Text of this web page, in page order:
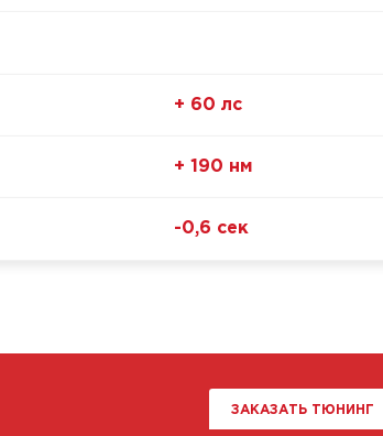
+ 60 лс
+ 190 нм
-0,6 сек
ЗАКАЗАТЬ ТЮНИНГ